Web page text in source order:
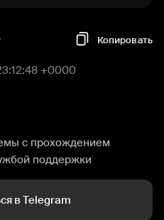
Копировать
+0000
с прохождением
поддержки
в Telegram